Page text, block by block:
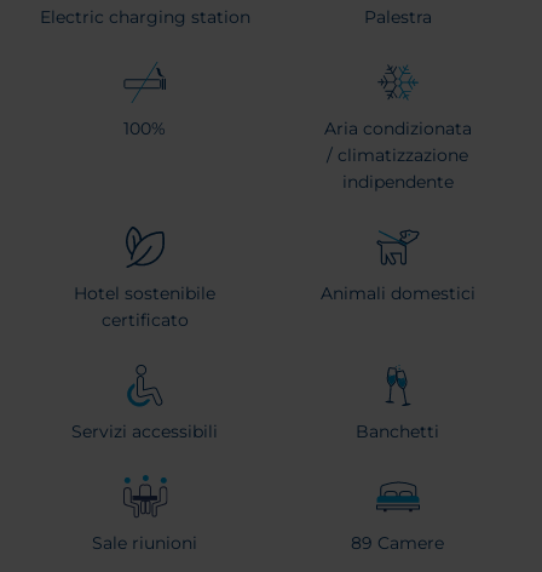
Electric charging station Palestra
100%
Aria condizionata
/ climatizzazione
indipendente
Hotel sostenibile
certificato
Animali domestici
Servizi accessibili Banchetti
Sale riunioni 89 Camere